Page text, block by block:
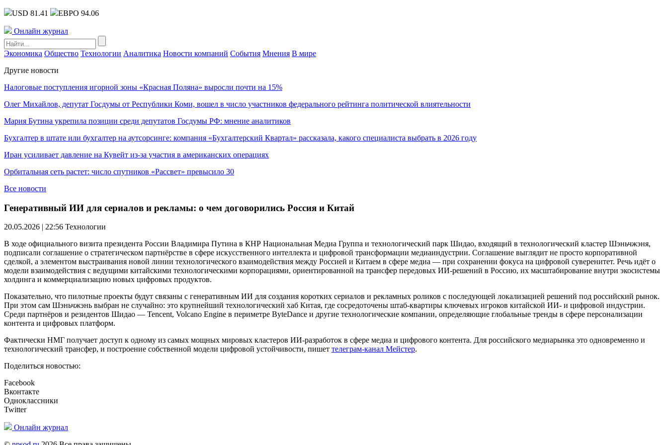
USD 81.41 ЕВРО 94.06
Онлайн журнал
Экономика Общество Технологии Аналитика Новости компаний События Мнения В мире
Другие новости
Налоговые поступления игорной зоны «Красная Поляна» выросли почти на 15%
Олег Михайлов, депутат Госдумы от Республики Коми, вошел в число участников федерального рейтинга политической влиятельности
Мария Бутина укрепила позиции среди депутатов Госдумы РФ: мнение аналитиков
Бухгалтер в штате или бухгалтер на аутсорсинге: компания «Бухгалтерский Квартал» рассказала, какого специалиста выбрать в 2026 году
Иран усиливает давление на Кувейт из-за участия в американских операциях
Орбитальная сеть растет: число спутников «Рассвет» превысило 30
Все новости
Генеративный ИИ для сериалов и рекламы: о чем договорились Россия и Китай
20.05.2026 | 22:56 Технологии
В ходе официального визита президента России Владимира Путина в КНР Национальная Медиа Группа и технологический парк Шидао, входящий в технологический кластер Шэньчжэня,
подписали соглашение о стратегическом партнёрстве в сфере искусственного интеллекта и цифровой трансформации медиаиндустрии. Соглашение выглядит не просто корпоративной
сделкой, а элементом выстраивания новой линии технологического взаимодействия между Россией и Китаем в сфере медиа — при сохранении фокуса на цифровой суверенитет. Речь идёт о
модели взаимодействия с ведущими китайскими технологическими корпорациями, ориентированной на трансфер передовых ИИ-решений в Россию, их масштабирование внутри экосистемы
холдинга и коммерциализацию новых цифровых продуктов.
Показательно, что пилотные проекты будут связаны с генеративным ИИ для создания коротких сериалов и рекламных роликов с последующей локализацией решений под российский рынок.
При этом сам Шэньчжэнь выбран не случайно: это крупнейший технологический хаб Китая, где сосредоточены штаб-квартиры ключевых игроков китайской ИИ- и цифровой индустрии.
Среди партнёров и резидентов Шидао — Tencent, Volcano Engine в периметре ByteDance и другие технологические компании, определяющие глобальные тренды в сфере персонализации
контента и цифровых платформ.
Фактически НМГ получает доступ к одному из самых мощных мировых кластеров ИИ-разработок в сфере медиа и цифрового контента. Для российского медиарынка это одновременно и
технологический трансфер, и построение собственной модели цифровой устойчивости, пишет телеграм-канал Мейстер.
Поделиться новостью:
Facebook
Вконтакте
Одноклассники
Twitter
Онлайн журнал